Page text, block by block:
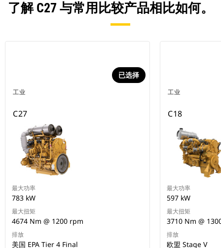
了解 C27 与常用比较产品相比如何。
工业
已选择
C27
最大功率
783 kW
最大扭矩
4674 Nm @ 1200 rpm
排放
美国 EPA Tier 4 Final
工业
C18
最大功率
597 kW
最大扭矩
3710 Nm @
排放
欧盟 Stage V